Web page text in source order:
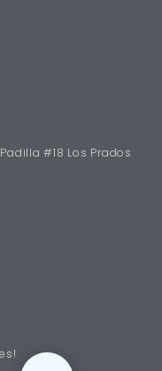
#18 Los Prados